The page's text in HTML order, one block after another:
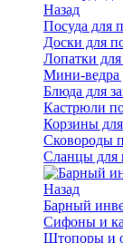
Назад
Посуда для
Доски для
Лопатки
Мини-ведра
Блюда для
Кастрюли
Корзины
Сковороды
Сланцы для
Назад
Барный
Сифоны и
Штопоры и